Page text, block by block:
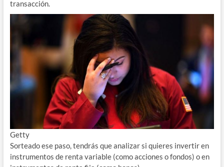
transacción.
Getty
Sorteado ese paso, tendrás que analizar si quieres invertir en
instrumentos de renta variable (como acciones o fondos) o en